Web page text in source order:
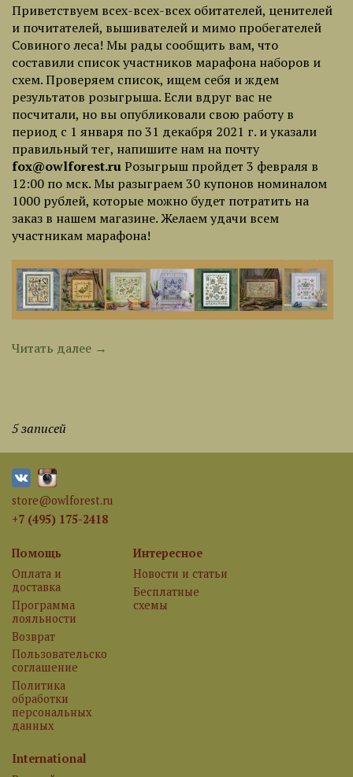
Приветствуем всех-всех-всех обитателей, ценителей
и почитателей, вышивателей и мимо пробегателей
Совиного леса! Мы рады сообщить вам, что
составили список участников марафона наборов и
схем. Проверяем список, ищем себя и ждем
результатов розыгрыша. Если вдруг вас не
посчитали, но вы опубликовали свою работу в
период с 1 января по 31 декабря 2021 г. и указали
правильный тег, напишите нам на почту
fox@owlforest.ruРозыгрыш пройдет 3 февраля в
12:00 по мск. Мы разыграем 30 купонов номиналом
1000 рублей, которые можно будет потратить на
заказ в нашем магазине. Желаем удачи всем
участникам марафона!
Читать далее →
5 записей
store@owlforest.ru
+7 (495) 175-2418
Помощь
Оплата и
доставка
Программа
лояльности
Возврат
Пользовательское
соглашение
Политика
обработки
персональных
данных
Интересное
Новости и статьи
Бесплатные
схемы
International